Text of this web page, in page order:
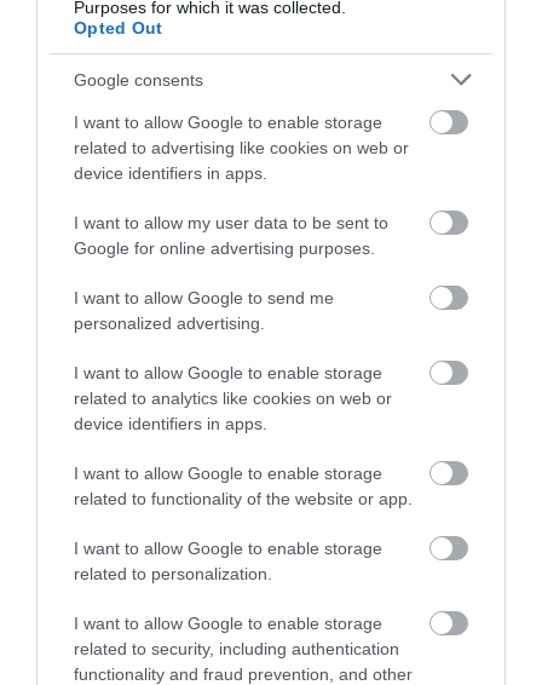
Purposes for which it was collected.
Opted Out
Google consents
I want to allow Google to enable storage
related to advertising like cookies on web or
device identifiers in apps.
I want to allow my user data to be sent to
Google for online advertising purposes.
I want to allow Google to send me
personalized advertising.
I want to allow Google to enable storage
related to analytics like cookies on web or
device identifiers in apps.
I want to allow Google to enable storage
related to functionality of the website or app.
I want to allow Google to enable storage
related to personalization.
I want to allow Google to enable storage
related to security, including authentication
functionality and fraud prevention, and other